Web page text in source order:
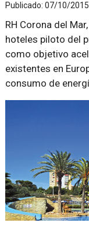
Publicado: 07/10/2015
RH Corona del
hoteles piloto del
como objetivo
existentes en
consumo de